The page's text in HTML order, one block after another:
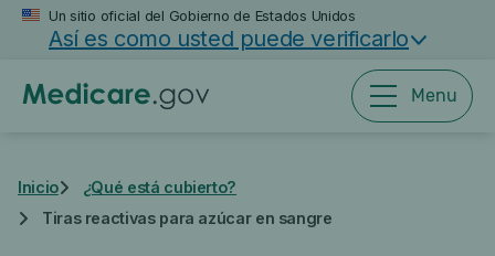
Saltar
principal
Un sitio oficial del Gobierno de Estados Unidos
Así es como usted puede verificarlo
Menu
Inicio
¿Qué está cubierto?
Tiras reactivas para azúcar en sangre